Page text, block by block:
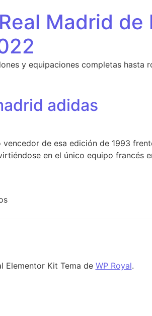
Madrid de
y equipaciones completas hasta
adidas
de esa edición de 1993
en el único equipo francés
en comprar camiseta real madrid
Elementor Kit Tema de WP Royal.